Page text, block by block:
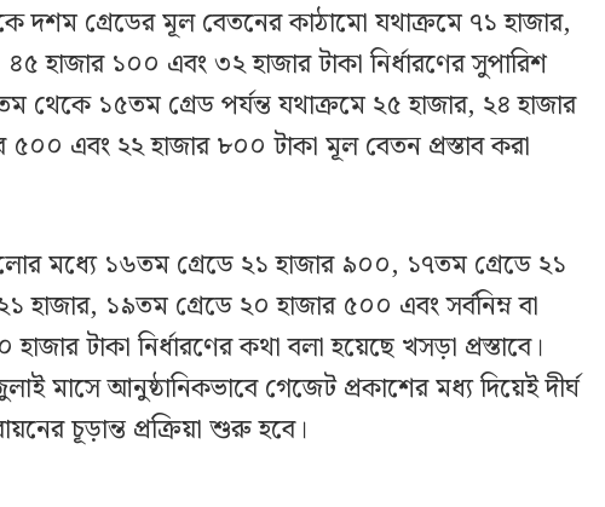
দশম গ্রেডের মূল বেতনের কাঠামো যথাক্রমে ৭১ হাজার,
হাজার ১০০ এবং ৩২ হাজার টাকা নির্ধারণের সুপারিশ
থেকে ১৫তম গ্রেড পর্যন্ত যথাক্রমে ২৫ হাজার, ২৪ হাজার
এবং ২২ হাজার ৮০০ টাকা মূল বেতন প্রস্তাব করা
মধ্যে ১৬তম গ্রেডে ২১ হাজার ৯০০, ১৭তম গ্রেডে ২১
হাজার, ১৯তম গ্রেডে ২০ হাজার ৫০০ এবং সর্বনিম্ন বা
টাকা নির্ধারণের কথা বলা হয়েছে খসড়া প্রস্তাবে।
মাসে আনুষ্ঠানিকভাবে গেজেট প্রকাশের মধ্য দিয়েই দীর্ঘ
চূড়ান্ত প্রক্রিয়া শুরু হবে।